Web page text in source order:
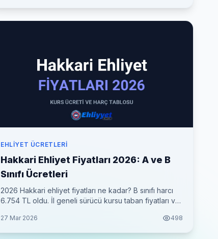
EHLIYET ÜCRETLERI
Hakkari Ehliyet Fiyatları 2026: A ve B
Sınıfı Ücretleri
2026 Hakkari ehliyet fiyatları ne kadar? B sınıfı harcı
6.754 TL oldu. İl geneli sürücü kursu taban fiyatları ve
27 Mar 2026 498